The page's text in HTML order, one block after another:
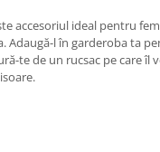
accesoriul ideal pentru
l în garderoba ta
te de un rucsac pe care îl